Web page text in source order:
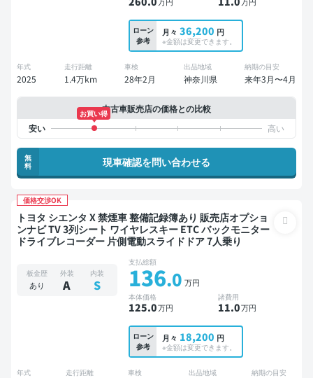
ローン
参考
月々 36,200 円
※金額は変更できます。
年式
2025
走行距離
1.4万km
車検
28年2月
出品地域
神奈川県
納期の目安
来年3月〜4月
中古車販売店の価格との比較
お買い得
無
料
現車確認を問い合わせる
価格交渉OK
トヨタ シエンタ X 禁煙車 整備記録簿あり 販売店オプショ
ンナビ TV 3列シート ワイヤレスキー ETC バックモニター
ドライブレコーダー 片側電動スライドドア 7人乗り
板金歴
あり
外装
A
内装
S
支払総額
136.0 万円
本体価格
125.0万円
諸費用
11.0万円
ローン
参考
月々 18,200 円
※金額は変更できます。
年式 走行距離 車検 出品地域 納期の目安